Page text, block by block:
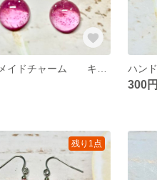
300円
残り1点